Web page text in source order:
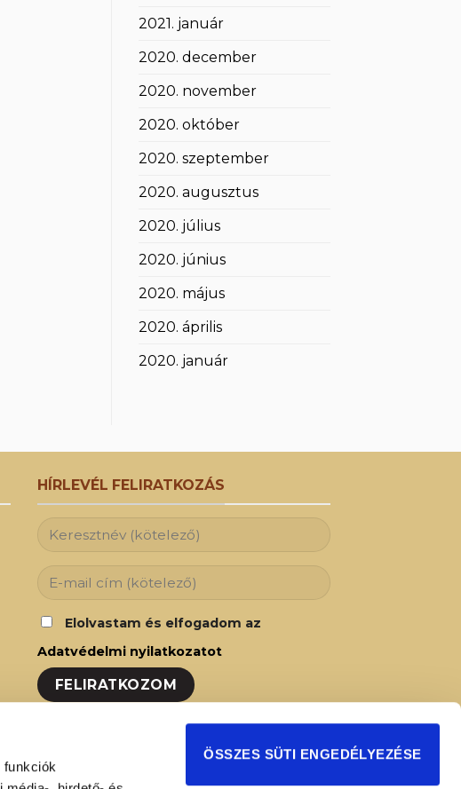
ÖSSZES SÜTI ENGEDÉLYEZÉSE
2021. január
2020. december
2020. november
2020. október
2020. szeptember
2020. augusztus
2020. július
2020. június
2020. május
2020. április
2020. január
HÍRLEVÉL FELIRATKOZÁS
Elolvastam és elfogadom az
Adatvédelmi nyilatkozatot
Iratkozzon fel hírlevelünkre és Ön is az elsők
között fog értesülni legújabb akcióinkról,